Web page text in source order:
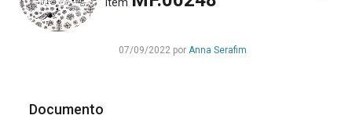
Item
07/09/2022 por Anna Serafim
Documento